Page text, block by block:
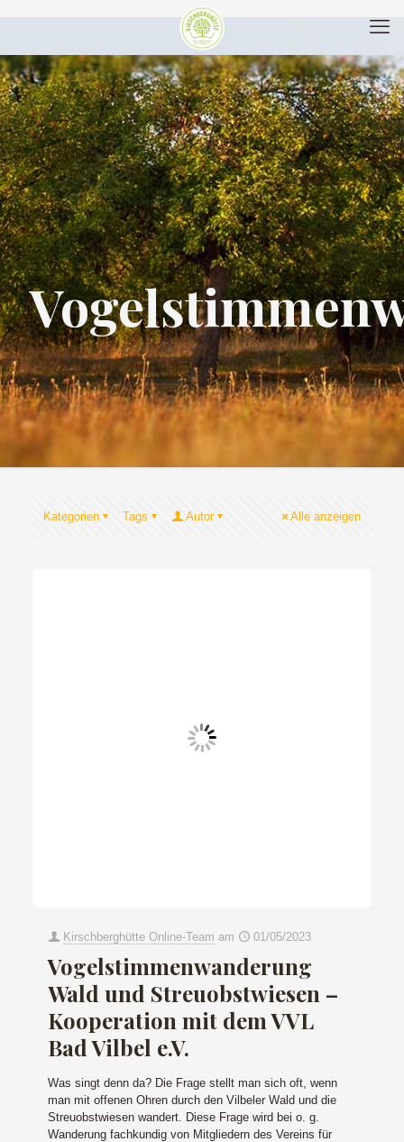
Kategorien Tags Autor Alle anzeigen
Kirschberghütte Online-Team am 01/05/2023
Vogelstimmenwanderung
Wald und Streuobstwiesen –
Kooperation mit dem VVL
Bad Vilbel e.V.
Was singt denn da? Die Frage stellt man sich oft, wenn
man mit offenen Ohren durch den Vilbeler Wald und die
Streuobstwiesen wandert. Diese Frage wird bei o. g.
Wanderung fachkundig von Mitgliedern des Vereins für